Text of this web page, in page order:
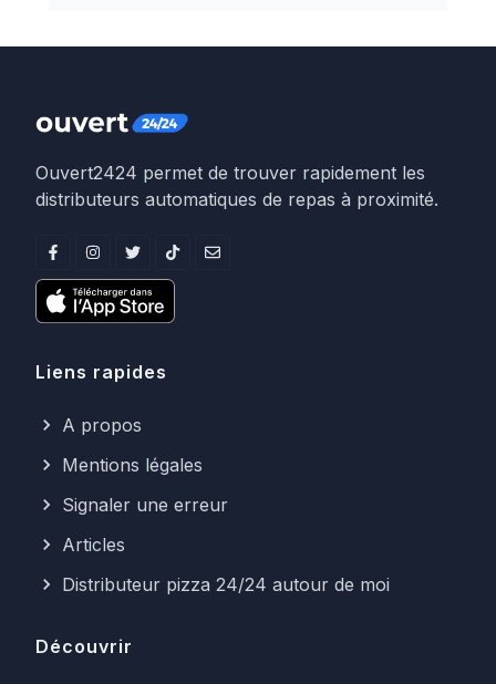
Ouvert2424 permet de trouver rapidement les
distributeurs automatiques de repas à proximité.
Liens rapides
A propos
Mentions légales
Signaler une erreur
Articles
Distributeur pizza 24/24 autour de moi
Découvrir